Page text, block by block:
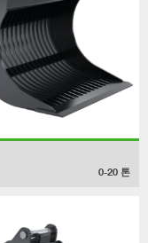
0-20 톤